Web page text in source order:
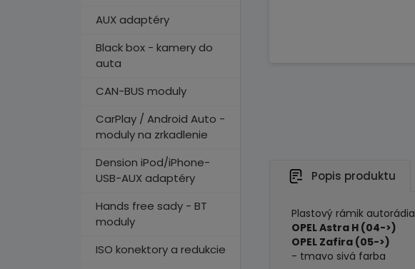
AUX adaptéry
Black box - kamery do
auta
CAN-BUS moduly
CarPlay / Android Auto -
moduly na zrkadlenie
Dension iPod/iPhone-
USB-AUX adaptéry
Hands free sady - BT
moduly
ISO konektory a redukcie
Popis produktu
Plastový rámik autorádia
OPEL Astra H (04->)
OPEL Zafira (05->)
- tmavo sivá farba